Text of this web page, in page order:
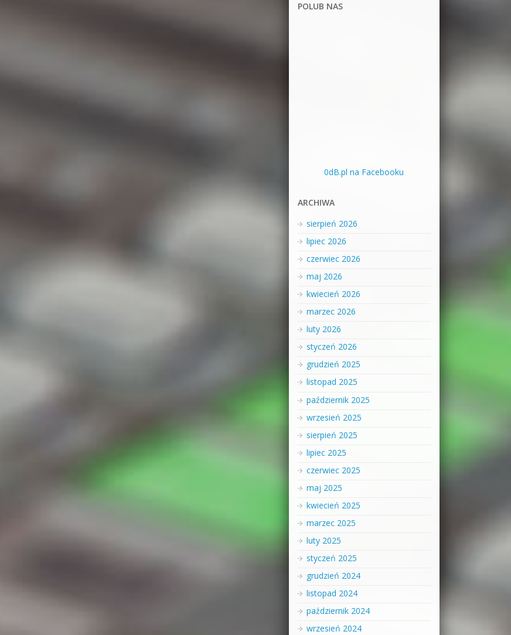
POLUB NAS
0dB.pl na Facebooku
ARCHIWA
sierpień 2026
lipiec 2026
czerwiec 2026
maj 2026
kwiecień 2026
marzec 2026
luty 2026
styczeń 2026
grudzień 2025
listopad 2025
październik 2025
wrzesień 2025
sierpień 2025
lipiec 2025
czerwiec 2025
maj 2025
kwiecień 2025
marzec 2025
luty 2025
styczeń 2025
grudzień 2024
listopad 2024
październik 2024
wrzesień 2024